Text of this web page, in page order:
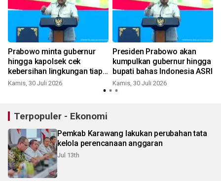
Prabowo minta gubernur
hingga kapolsek cek
kebersihan lingkungan tiap
hari
Kamis, 30 Juli 2026
Presiden Prabowo akan
kumpulkan gubernur hingga
bupati bahas Indonesia ASRI
Kamis, 30 Juli 2026
Terpopuler - Ekonomi
Pemkab Karawang lakukan perubahan tata
kelola perencanaan anggaran
Jul 13th